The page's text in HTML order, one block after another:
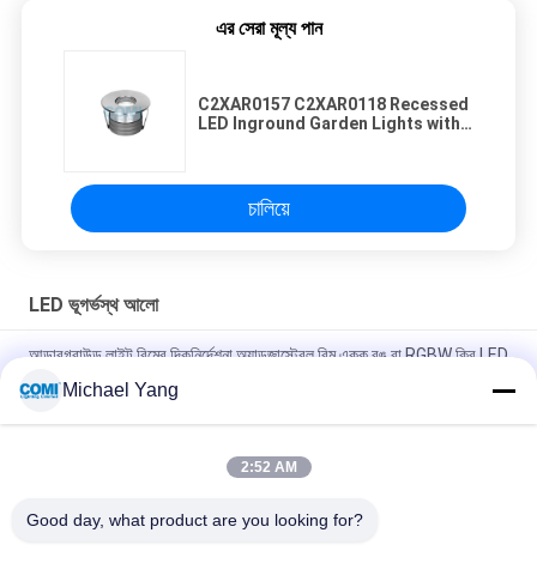
এর সেরা মূল্য পান
C2XAR0157 C2XAR0118 Recessed
LED Inground Garden Lights with
চালিয়ে
LED ভূগর্ভস্থ আলো
আন্ডারগ্রাউন্ড লাইট বিমের দিকনির্দেশনা অ্যাডজাস্টেবল বিম একক রঙ বা RGBW ক্রি LED
LED ইনগ্রাউন্ড আপ লাইট ডেপথ ইলুমিন্যান্ট 0- 10V DALI DMX512 IP67
Michael Yang
2:52 AM
Good day, what product are you looking for?